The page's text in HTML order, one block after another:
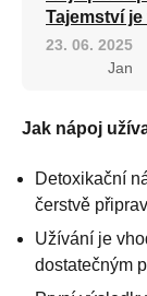
Tajemství
23. 06. 2025
Jan
Jak nápoj
Detoxikační
čerstvě
Užívání je
dostatečným